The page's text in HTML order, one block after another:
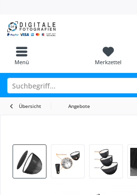
Menü Merkzettel
Übersicht Angebote